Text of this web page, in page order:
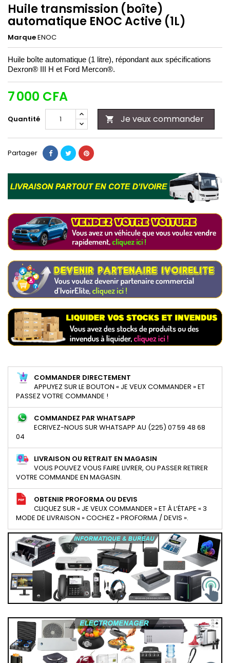
Huile transmission (boîte)
automatique ENOC Active (1L)
MarqueENOC
Huile boîte automatique (1 litre), répondant aux spécifications
Dexron® III H et Ford Mercon®.
7 000 CFA
Quantité  Je veux commander
Partager
COMMANDER DIRECTEMENT
APPUYEZ SUR LE BOUTON « JE VEUX COMMANDER » ET
PASSEZ VOTRE COMMANDE !
COMMANDEZ PAR WHATSAPP
ECRIVEZ-NOUS SUR WHATSAPP AU (225) 07 59 48 68
04
LIVRAISON OU RETRAIT EN MAGASIN
VOUS POUVEZ VOUS FAIRE LIVRER, OU PASSER RETIRER
VOTRE COMMANDE EN MAGASIN.
OBTENIR PROFORMA OU DEVIS
CLIQUEZ SUR « JE VEUX COMMANDER » ET À L’ÉTAPE « 3
MODE DE LIVRAISON » COCHEZ « PROFORMA / DEVIS ».